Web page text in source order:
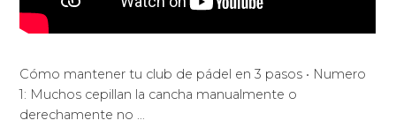
Cómo mantener tu club de pádel en 3 pasos •⁠ ⁠Numero
1: Muchos cepillan la cancha manualmente o
derechamente no …